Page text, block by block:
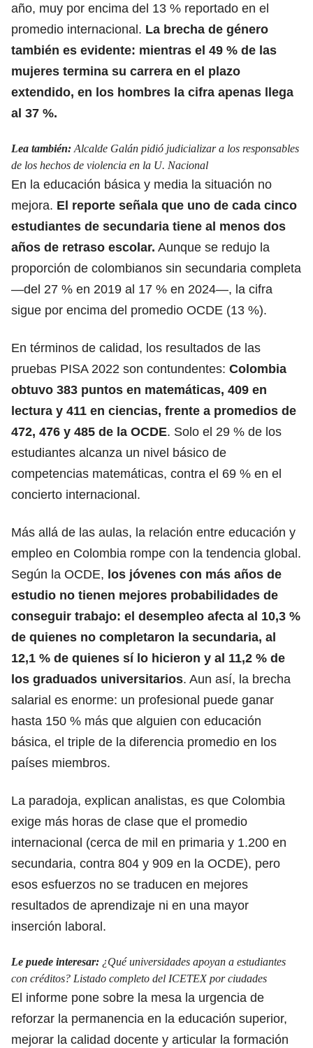
año, muy por encima del 13 % reportado en el
promedio internacional. La brecha de género
también es evidente: mientras el 49 % de las
mujeres termina su carrera en el plazo
extendido, en los hombres la cifra apenas llega
al 37 %.
Lea también: Alcalde Galán pidió judicializar a los responsables
de los hechos de violencia en la U. Nacional
En la educación básica y media la situación no
mejora. El reporte señala que uno de cada cinco
estudiantes de secundaria tiene al menos dos
años de retraso escolar. Aunque se redujo la
proporción de colombianos sin secundaria completa
—del 27 % en 2019 al 17 % en 2024—, la cifra
sigue por encima del promedio OCDE (13 %).
En términos de calidad, los resultados de las
pruebas PISA 2022 son contundentes: Colombia
obtuvo 383 puntos en matemáticas, 409 en
lectura y 411 en ciencias, frente a promedios de
472, 476 y 485 de la OCDE. Solo el 29 % de los
estudiantes alcanza un nivel básico de
competencias matemáticas, contra el 69 % en el
concierto internacional.
Más allá de las aulas, la relación entre educación y
empleo en Colombia rompe con la tendencia global.
Según la OCDE, los jóvenes con más años de
estudio no tienen mejores probabilidades de
conseguir trabajo: el desempleo afecta al 10,3 %
de quienes no completaron la secundaria, al
12,1 % de quienes sí lo hicieron y al 11,2 % de
los graduados universitarios. Aun así, la brecha
salarial es enorme: un profesional puede ganar
hasta 150 % más que alguien con educación
básica, el triple de la diferencia promedio en los
países miembros.
La paradoja, explican analistas, es que Colombia
exige más horas de clase que el promedio
internacional (cerca de mil en primaria y 1.200 en
secundaria, contra 804 y 909 en la OCDE), pero
esos esfuerzos no se traducen en mejores
resultados de aprendizaje ni en una mayor
inserción laboral.
Le puede interesar: ¿Qué universidades apoyan a estudiantes
con créditos? Listado completo del ICETEX por ciudades
El informe pone sobre la mesa la urgencia de
reforzar la permanencia en la educación superior,
mejorar la calidad docente y articular la formación